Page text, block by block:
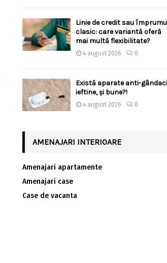
Linie de credit sau
clasic: care variantă oferă
mai multă flexibilitate?
4 august 2026 0
Există aparate anti-
ieftine, și bune?!
4 august 2026 0
AMENAJARI INTERIOARE
Amenajari apartamente
Amenajari case
Case de vacanta